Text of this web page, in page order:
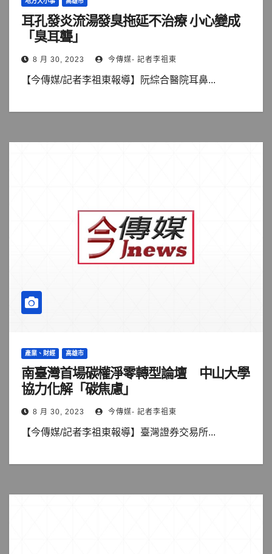
耳孔發炎流湯發臭拖延不治療 小心變成
「臭耳聾」
8 月 30, 2023 今傳媒- 記者李祖東
【今傳媒/記者李祖東報導】阮綜合醫院耳鼻...
產業、財經 高雄市
南臺灣首場碳權淨零轉型論壇 中山大學
協力化解「碳焦慮」
8 月 30, 2023 今傳媒- 記者李祖東
【今傳媒/記者李祖東報導】臺灣證券交易所...